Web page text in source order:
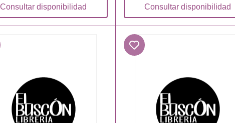
Consultar disponibilidad Consultar disponibilidad